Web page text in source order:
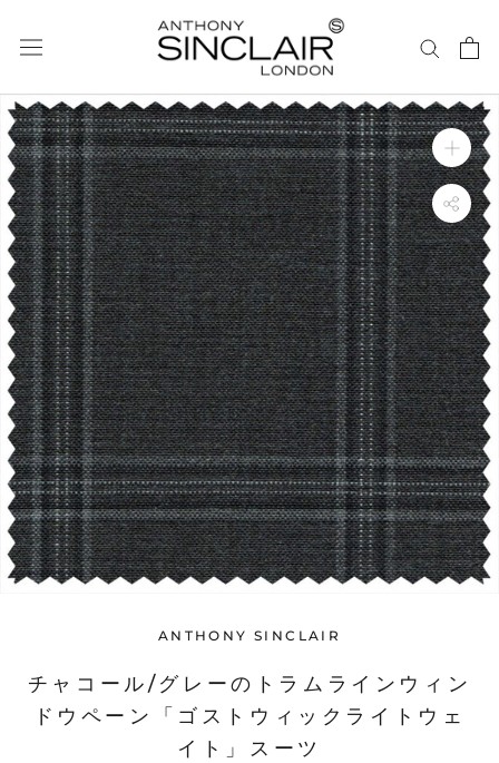
プ
し
て
コ
ン
テ
ン
ツ
に
移
動
す
る
ANTHONY SINCLAIR
チャコール/グレーのトラムラインウィン
ドウペーン「ゴストウィックライトウェ
イト」スーツ